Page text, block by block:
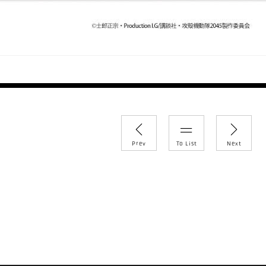
Prev To List Next